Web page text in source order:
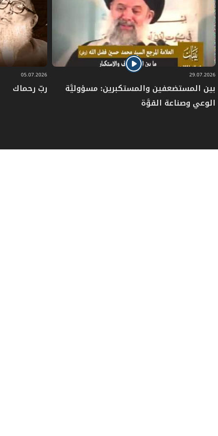
29.07.2026
بين المستضعفين والمستكبرين: مسؤوليَّة
الوعي وصناعة القوَّة
05.07.2026
ربّ رحماك